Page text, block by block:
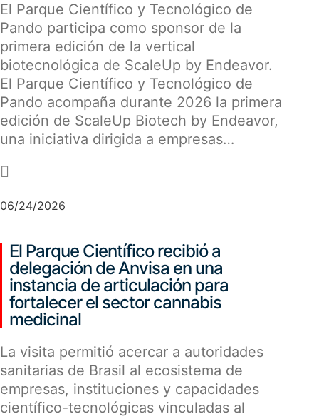
El Parque Científico y Tecnológico de
Pando participa como sponsor de la
primera edición de la vertical
biotecnológica de ScaleUp by Endeavor.
El Parque Científico y Tecnológico de
Pando acompaña durante 2026 la primera
edición de ScaleUp Biotech by Endeavor,
una iniciativa dirigida a empresas…
06/24/2026
El Parque Científico recibió a
delegación de Anvisa en una
instancia de articulación para
fortalecer el sector cannabis
medicinal
La visita permitió acercar a autoridades
sanitarias de Brasil al ecosistema de
empresas, instituciones y capacidades
científico-tecnológicas vinculadas al